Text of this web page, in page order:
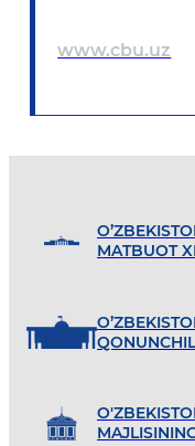
www.cbu.uz
MATBUOT